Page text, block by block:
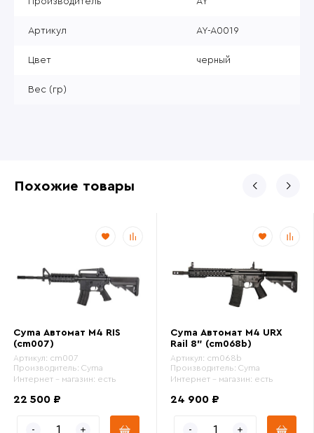
Артикул AY-A0019
Цвет черный
Вес (гр)
Похожие товары
Cyma Автомат M4 RIS
(cm007)
Артикул: cm007
Производитель: Cyma
Интернет - магазин: есть
22 500 ₽
Cyma Автомат M4 URX
Rail 8" (cm068b)
Артикул: cm068b
Производитель: Cyma
Интернет - магазин: есть
24 900 ₽